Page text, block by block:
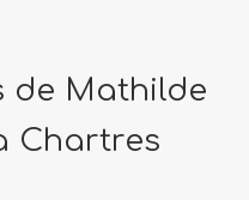
de Mathilde
Chartres